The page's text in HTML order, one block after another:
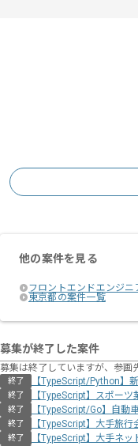
他の案件を見る
フロントエンドエンジニ
東京都の案件一覧
募集が終了した案件
募集は終了していますが、参画
終了 【TypeScript/Python】
終了 【TypeScript】スポー
終了 【TypeScript/Go】自動
終了 【TypeScript】大手旅
終了 【TypeScript】大手ネ